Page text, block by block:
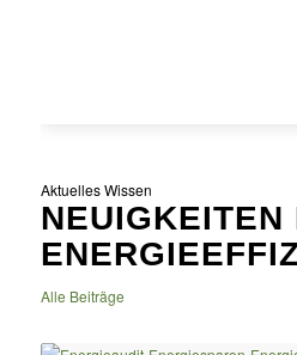
Aktuelles Wissen
NEUIGKEITEN
Alle Beiträge